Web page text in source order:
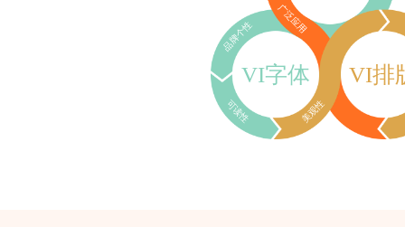
广泛应用
VI字体
品牌个性
可读性 美观性
VI排